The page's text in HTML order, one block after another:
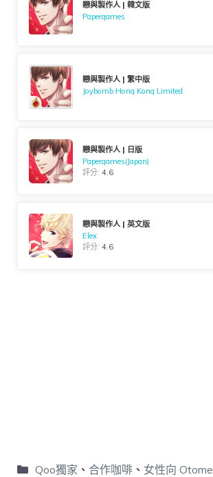
戀與製作人 | 韓文版
Papergames
戀與製作人 | 繁中版
Joybomb Hong Kong Limited
戀與製作人 | 日版
Papergames(Japan)
評分:4.6
戀與製作人 | 英文版
Elex
評分:4.6
Qoo獨家 、 合作咖啡、 女性向 Otome